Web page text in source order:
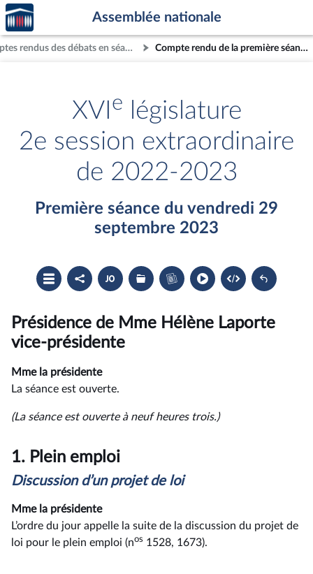
Aller au contenu
Aller en bas de la page
Accèder
à la
page
d'accueil
Assemblée nationale
Comptes rendus des débats en séance Compte rendu de la première séance du vendredi 29 septembre 2023
XVI e
législature
2e session extraordinaire
de 2022-2023
Première séance du vendredi 29
septembre 2023
Ouvrir
le
sommaire
Partager
le
compte
Accéder
au
document
du
compte
rendu
Les
dossiers
législatifs
Accéder
au
cahier
Présidence de Mme Hélène Laporte
vice-présidente
Mme la présidente
La séance est ouverte.
(La séance est ouverte à neuf heures trois.)
1. Plein emploi
Discussion d’un projet de loi
Mme la présidente
L’ordre du jour appelle la suite de la discussion du projet de
loi pour le plein emploi (nos 1528, 1673).